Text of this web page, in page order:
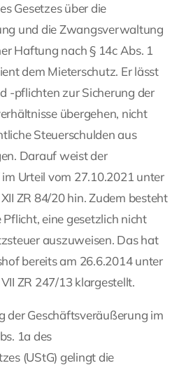
Gesetzes über die
und die Zwangsverwaltung
Haftung nach § 14c Abs. 1
dem Mieterschutz. Er lässt
-pflichten zur Sicherung der
übergehen, nicht
Steuerschulden aus
Darauf weist der
Urteil vom 27.10.2021 unter
ZR 84/20 hin. Zudem besteht
eine gesetzlich nicht
auszuweisen. Das hat
bereits am 26.6.2014 unter
ZR 247/13 klargestellt.
der Geschäftsveräußerung im
1a des
(UStG) gelingt die